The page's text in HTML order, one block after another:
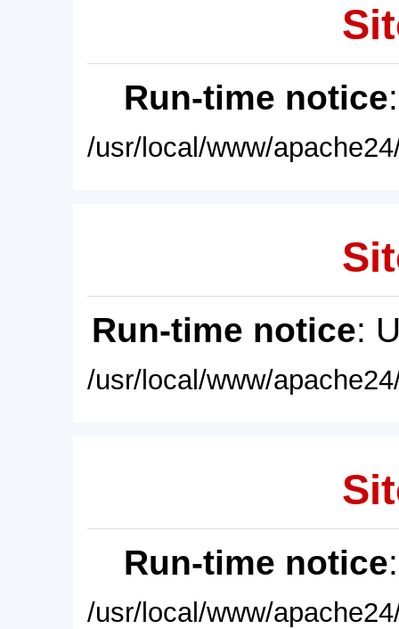
Run-time notice
/usr/local/www/
Run-time notice:
/usr/local/www/
Run-time notice
/usr/local/www/